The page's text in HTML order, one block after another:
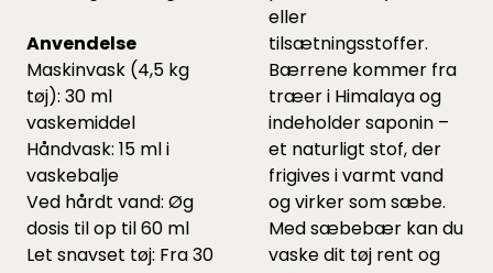
Anvendelse
Maskinvask (4,5 kg
tøj): 30 ml
vaskemiddel
Håndvask: 15 ml i
vaskebalje
Ved hårdt vand: Øg
dosis til op til 60 ml
Let snavset tøj: Fra 30
eller
tilsætningsstoffer.
Bærrene kommer fra
træer i Himalaya og
indeholder saponin –
et naturligt stof, der
frigives i varmt vand
og virker som sæbe.
Med sæbebær kan du
vaske dit tøj rent og